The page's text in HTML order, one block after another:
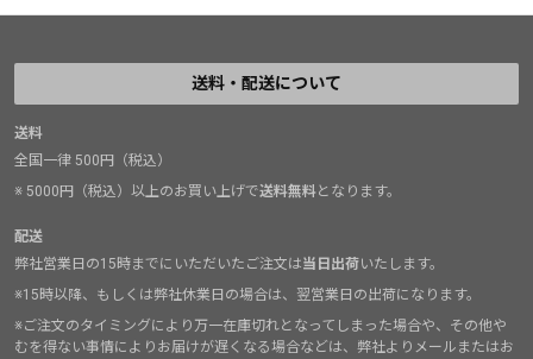
送料・配送について
送料
全国一律 500円（税込）
※ 5000円（税込）以上のお買い上げで送料無料となります。
配送
弊社営業日の15時までにいただいたご注文は当日出荷いたします。
※15時以降、もしくは弊社休業日の場合は、翌営業日の出荷になります。
※ご注文のタイミングにより万一在庫切れとなってしまった場合や、その他や
むを得ない事情によりお届けが遅くなる場合などは、弊社よりメールまたはお